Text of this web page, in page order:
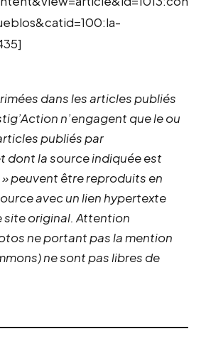
dans les articles publiés
n’engagent que le ou
publiés par
dont la source indiquée est
peuvent être reproduits en
avec un lien hypertexte
site original. Attention
ne portant pas la mention
ne sont pas libres de